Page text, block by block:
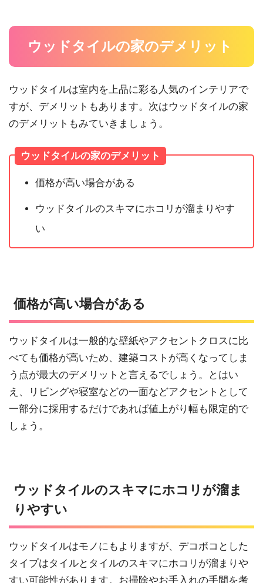
ウッドタイルの家のデメリット
ウッドタイルは室内を上品に彩る人気のインテリアで
すが、デメリットもあります。次はウッドタイルの家
のデメリットもみていきましょう。
ウッドタイルの家のデメリット
価格が高い場合がある
ウッドタイルのスキマにホコリが溜まりやす
い
価格が高い場合がある
ウッドタイルは一般的な壁紙やアクセントクロスに比
べても価格が高いため、建築コストが高くなってしま
う点が最大のデメリットと言えるでしょう。とはい
え、リビングや寝室などの一面などアクセントとして
一部分に採用するだけであれば値上がり幅も限定的で
しょう。
ウッドタイルのスキマにホコリが溜ま
りやすい
ウッドタイルはモノにもよりますが、デコボコとした
タイプはタイルとタイルのスキマにホコリが溜まりや
すい可能性があります。お掃除やお手入れの手間を考